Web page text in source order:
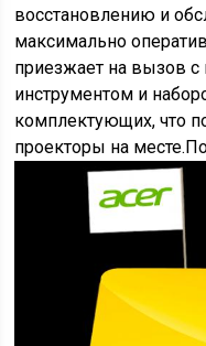
восстановлению и
максимально
приезжает на вызов
инструментом и
комплектующих, что
проекторы на